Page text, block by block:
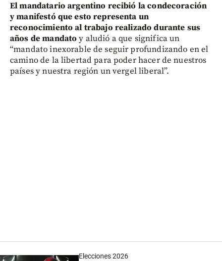
El mandatario argentino recibió la condecoración
y manifestó que esto representa un
reconocimiento al trabajo realizado durante sus
años de mandato y aludió a que significa un
“mandato inexorable de seguir profundizando en el
camino de la libertad para poder hacer de nuestros
países y nuestra región un vergel liberal”.
Elecciones 2026